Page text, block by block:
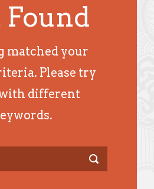
Found
matched your
Please try
different